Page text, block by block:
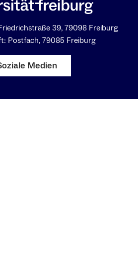
39, 79098 Freiburg
Postfach, 79085 Freiburg
Medien